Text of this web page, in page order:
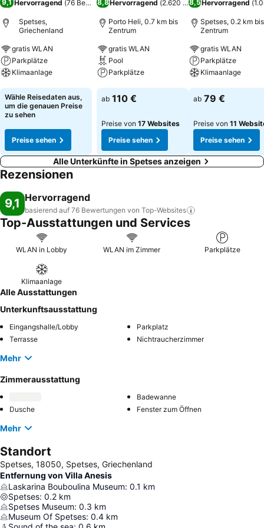
9,1 Hervorragend (76 Bewertungen)
Spetses,
Griechenland
gratis WLAN
Parkplätze
Klimaanlage
Preise sehen
Wähle Reisedaten aus,
um die genauen Preise
zu sehen
Preise sehen
8,8Hervorragend (2.620 Bewertungen)
Porto Heli, 0.7 km bis
Zentrum
gratis WLAN
Pool
Parkplätze
Preise sehen
ab 110 €
Preise von 17 Websites
Preise sehen
8,5Hervorragend (
Spetses, 0.2 km bis
Zentrum
gratis WLAN
Parkplätze
Klimaanlage
Preise sehen
ab 79 €
Preise von 11
Preise sehen
Alle Unterkünfte in Spetses anzeigen
Rezensionen
9,1 Hervorragend
basierend auf 76 Bewertungen von Top-Websites
Top-Ausstattungen und Services
WLAN in Lobby WLAN im Zimmer Parkplätze
Klimaanlage
Alle Ausstattungen
Unterkunftsausstattung
Eingangshalle/Lobby
Parkplatz
Terrasse
Nichtraucherzimmer
Mehr
Zimmerausstattung
Badewanne
Dusche
Fenster zum Öffnen
Mehr
Standort
Spetses, 18050, Spetses, Griechenland
Entfernung von Villa Anesis
Laskarina Bouboulina Museum: 0.1 km
Spetses: 0.2 km
Spetses Museum: 0.3 km
Museum Of Spetses: 0.4 km